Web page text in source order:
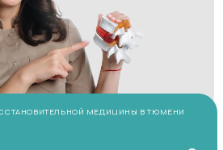
как раньше?
и функциональность тела
МЕДИЦИНЫ В ТЮМЕНИ